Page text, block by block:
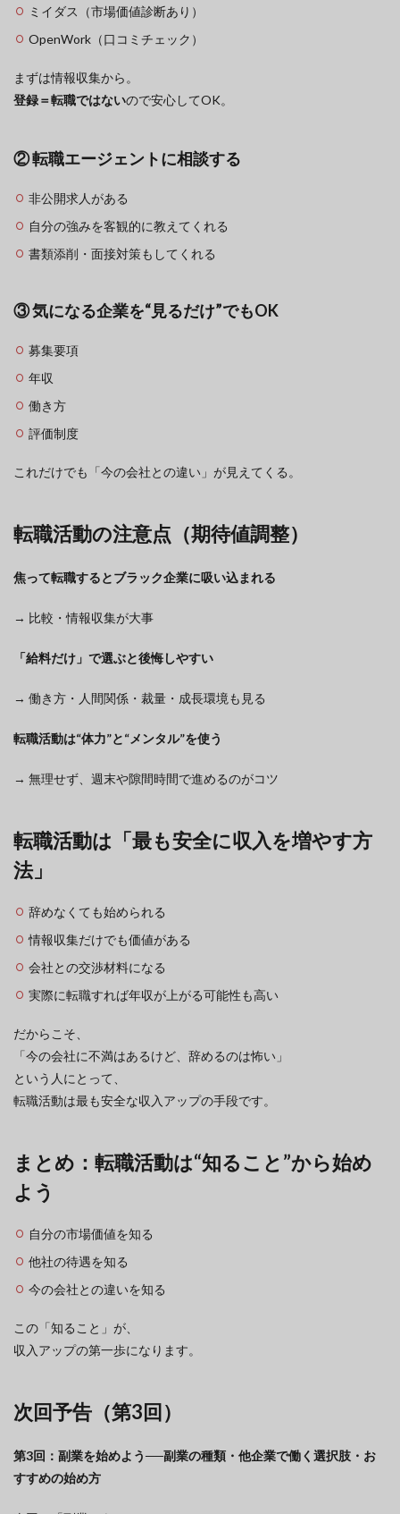
ミイダス（市場価値診断あり）
OpenWork（口コミチェック）
まずは情報収集から。
登録＝転職ではないので安心してOK。
② 転職エージェントに相談する
非公開求人がある
自分の強みを客観的に教えてくれる
書類添削・面接対策もしてくれる
③ 気になる企業を“見るだけ”でもOK
募集要項
年収
働き方
評価制度
これだけでも「今の会社との違い」が見えてくる。
転職活動の注意点（期待値調整）
焦って転職するとブラック企業に吸い込まれる
→ 比較・情報収集が大事
「給料だけ」で選ぶと後悔しやすい
→ 働き方・人間関係・裁量・成長環境も見る
転職活動は“体力”と“メンタル”を使う
→ 無理せず、週末や隙間時間で進めるのがコツ
転職活動は「最も安全に収入を増やす方
法」
辞めなくても始められる
情報収集だけでも価値がある
会社との交渉材料になる
実際に転職すれば年収が上がる可能性も高い
だからこそ、
「今の会社に不満はあるけど、辞めるのは怖い」
という人にとって、
転職活動は最も安全な収入アップの手段です。
まとめ：転職活動は“知ること”から始め
よう
自分の市場価値を知る
他社の待遇を知る
今の会社との違いを知る
この「知ること」が、
収入アップの第一歩になります。
次回予告（第3回）
第3回：副業を始めよう──副業の種類・他企業で働く選択肢・お
すすめの始め方